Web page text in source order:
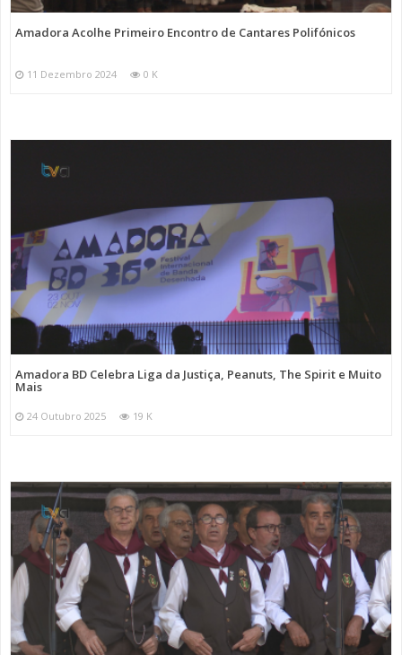
Amadora Acolhe Primeiro Encontro de Cantares Polifónicos
11 Dezembro 2024 0 K
Amadora BD Celebra Liga da Justiça, Peanuts, The Spirit e Muito
Mais
24 Outubro 2025 19 K